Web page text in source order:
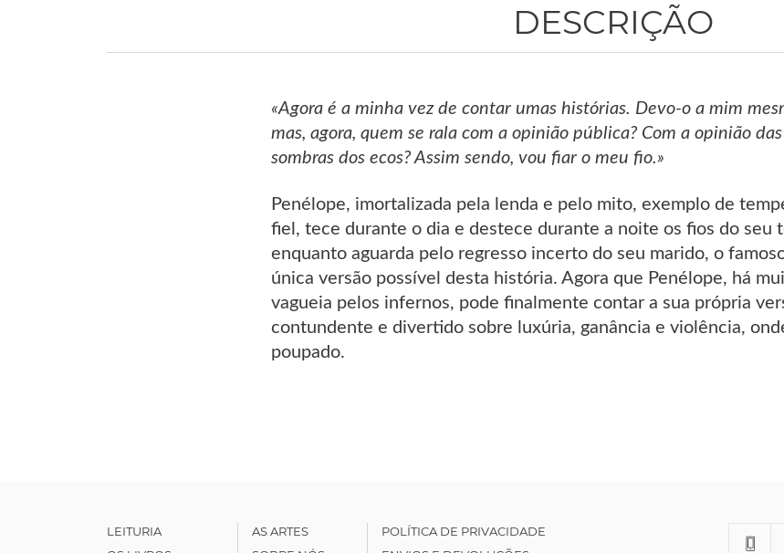
DESCRIÇÃO
«Agora é a minha vez de contar umas histórias. Devo-o a mim
mas, agora, quem se rala com a opinião pública? Com a opinião
sombras dos ecos? Assim sendo, vou fiar o meu fio.»
Penélope, imortalizada pela lenda e pelo mito, exemplo de
fiel, tece durante o dia e destece durante a noite os fios do seu
enquanto aguarda pelo regresso incerto do seu marido, o
única versão possível desta história. Agora que Penélope, há
vagueia pelos infernos, pode finalmente contar a sua própria
contundente e divertido sobre luxúria, ganância e violência,
poupado.
LEITURIA
AS ARTES
POLÍTICA DE PRIVACIDADE